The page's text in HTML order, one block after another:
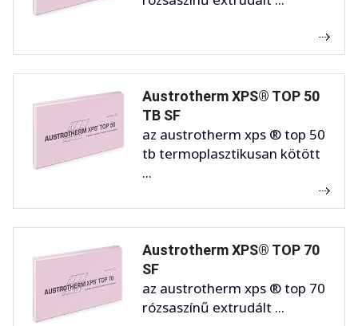
Austrotherm XPS® TOP 50
TB SF
az austrotherm xps ® top 50
tb termoplasztikusan kötött
...
Austrotherm XPS® TOP 70
SF
az austrotherm xps ® top 70
rózsaszínű extrudált ...